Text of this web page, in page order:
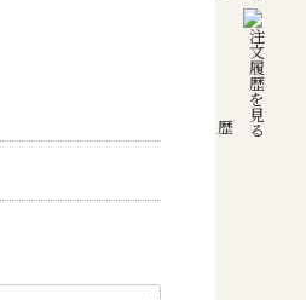
注文履歴